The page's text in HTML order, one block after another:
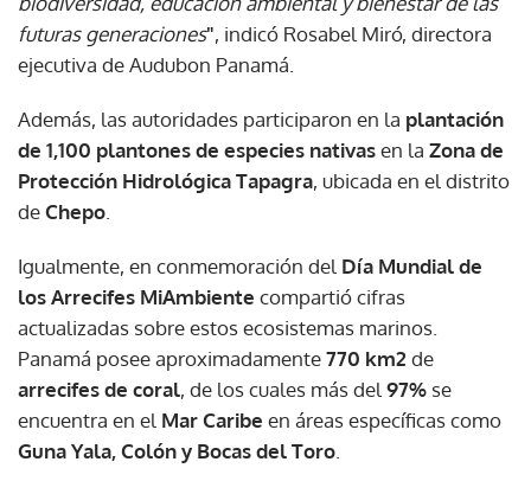
futuras generaciones", indicó Rosabel Miró, directora
ejecutiva de Audubon Panamá.
Además, las autoridades participaron en la plantación
de 1,100 plantones de especies nativasen la Zona de
Protección Hidrológica Tapagra, ubicada en el distrito
deChepo
Igualmente, en conmemoración del Día Mundial de
los Arrecifes MiAmbiente compartió cifras
actualizadas sobre estos ecosistemas marinos.
Panamá posee aproximadamente770 km2 de
arrecifes de coral, de los cuales más del 97% se
encuentra en el Mar Caribe en áreas específicas como
Guna Yala, Colón y Bocas del Toro